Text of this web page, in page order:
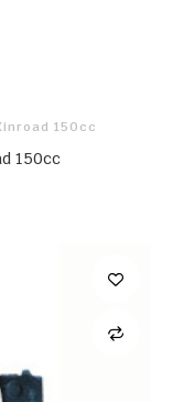
150cc
150cc